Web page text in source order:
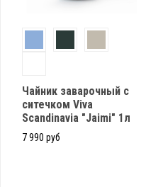
Чайник заварочный с
ситечком Viva
Scandinavia "Jaimi" 1л
7 990 руб